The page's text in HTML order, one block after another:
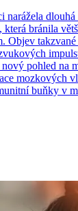
dlouhá
která bránila
Objev takzvané
pohled na
mozkových
buňky v